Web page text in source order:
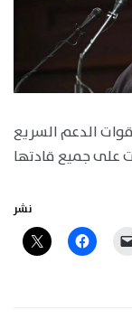
الدعم السريع
على جميع قادتها
نشر